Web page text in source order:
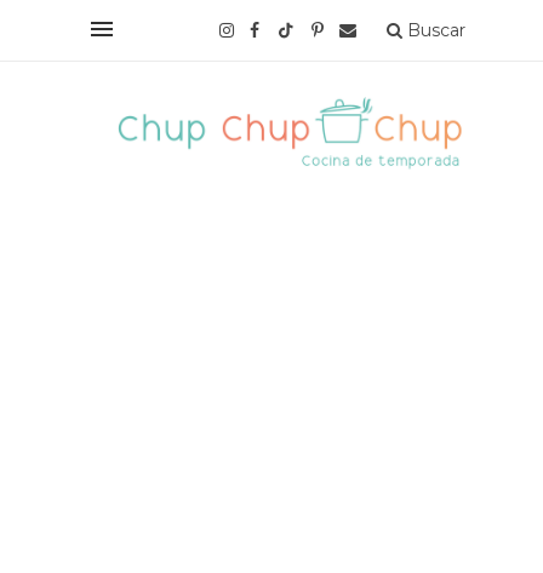
Buscar